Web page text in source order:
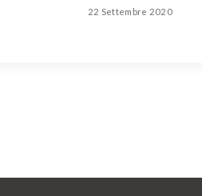
22 Settembre 2020